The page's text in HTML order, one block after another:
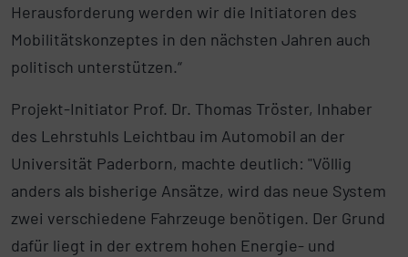
Herausforderung werden wir die Initiatoren des
Mobilitätskonzeptes in den nächsten Jahren auch
politisch unterstützen.“
Projekt-Initiator Prof. Dr. Thomas Tröster, Inhaber
des Lehrstuhls Leichtbau im Automobil an der
Universität Paderborn, machte deutlich: "Völlig
anders als bisherige Ansätze, wird das neue System
zwei verschiedene Fahrzeuge benötigen. Der Grund
dafür liegt in der extrem hohen Energie- und